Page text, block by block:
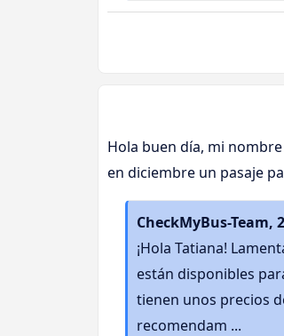
Hola buen día, mi
en diciembre un pasaje
CheckMyBus-Team,
¡Hola Tatiana!
están disponibles
tienen unos precios
recomendam ...